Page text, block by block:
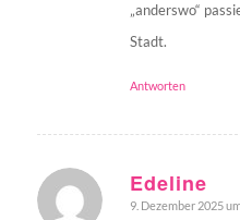
„anderswo“
Stadt.
Antworten
Edeline
sagte:
9. Dezember 2025